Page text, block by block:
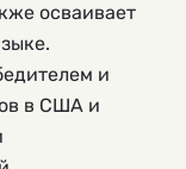
осваивает
и
в США и